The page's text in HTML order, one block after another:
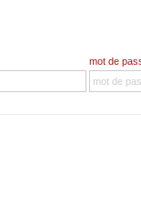
mot de